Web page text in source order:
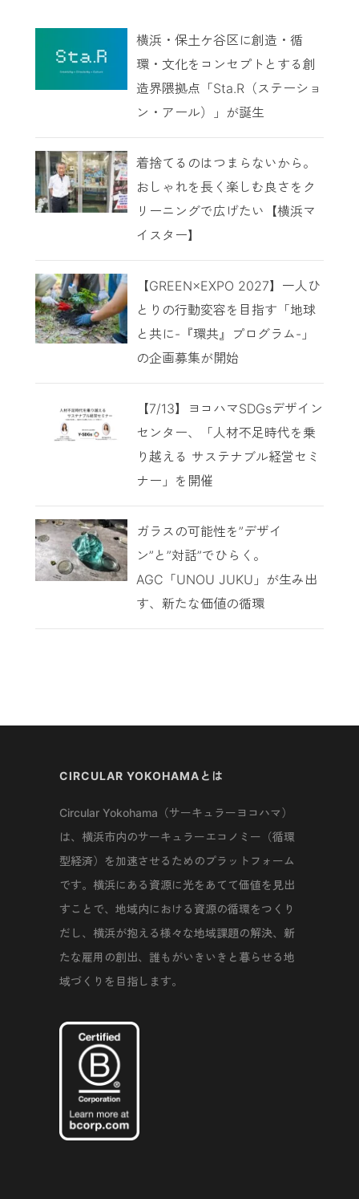
横浜・保土ケ谷区に創造・循
環・文化をコンセプトとする創
造界隈拠点「Sta.R（ステーショ
ン・アール）」が誕生
着捨てるのはつまらないから。
おしゃれを長く楽しむ良さをク
リーニングで広げたい【横浜マ
イスター】
【GREEN×EXPO 2027】一人ひ
とりの行動変容を目指す「地球
と共に-『環共』プログラム-」
の企画募集が開始
【7/13】ヨコハマSDGsデザイン
センター、「人材不足時代を乗
り越える サステナブル経営セミ
ナー」を開催
ガラスの可能性を”デザイ
ン”と”対話”でひらく。
AGC「UNOU JUKU」が生み出
す、新たな価値の循環
CIRCULAR YOKOHAMAとは
Circular Yokohama（サーキュラーヨコハマ）
は、横浜市内のサーキュラーエコノミー（循環
型経済）を加速させるためのプラットフォーム
です。横浜にある資源に光をあてて価値を見出
すことで、地域内における資源の循環をつくり
だし、横浜が抱える様々な地域課題の解決、新
たな雇用の創出、誰もがいきいきと暮らせる地
域づくりを目指します。